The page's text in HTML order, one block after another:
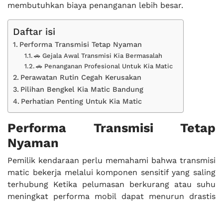
membutuhkan biaya penanganan lebih besar.
Daftar isi
Performa Transmisi Tetap Nyaman
🚗 Gejala Awal Transmisi Kia Bermasalah
🚗 Penanganan Profesional Untuk Kia Matic
Perawatan Rutin Cegah Kerusakan
Pilihan Bengkel Kia Matic Bandung
Perhatian Penting Untuk Kia Matic
Performa Transmisi Tetap
Nyaman
Pemilik kendaraan perlu memahami bahwa transmisi
matic bekerja melalui komponen sensitif yang saling
terhubung Ketika pelumasan berkurang atau suhu
meningkat performa mobil dapat menurun drastis